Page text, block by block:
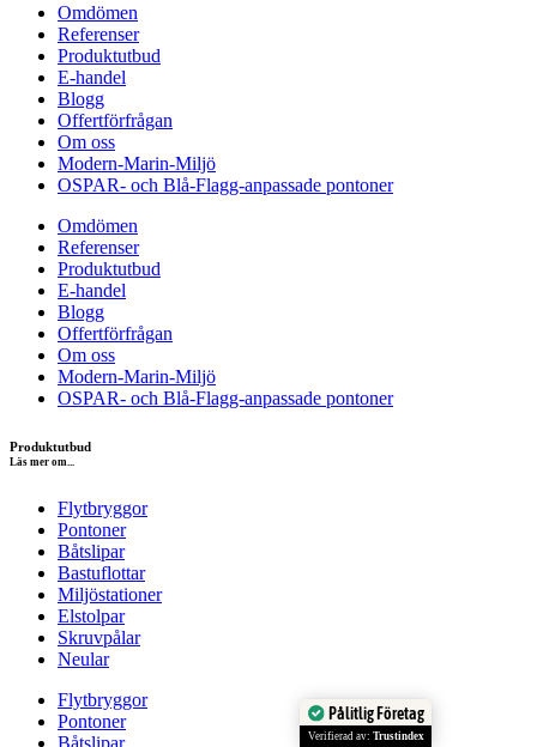
Omdömen
Referenser
Produktutbud
E-handel
Blogg
Offertförfrågan
Om oss
Modern-Marin-Miljö
OSPAR- och Blå-Flagg-anpassade pontoner
Omdömen
Referenser
Produktutbud
E-handel
Blogg
Offertförfrågan
Om oss
Modern-Marin-Miljö
OSPAR- och Blå-Flagg-anpassade pontoner
Produktutbud
Läs mer om...
Flytbryggor
Pontoner
Båtslipar
Bastuflottar
Miljöstationer
Elstolpar
Skruvpålar
Neular
Flytbryggor
Pontoner
Båtslipar
Pålitlig Företag
Verifierad av: Trustindex